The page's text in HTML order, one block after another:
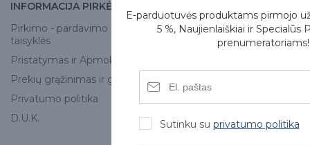
INFORMACIJA PIRKĖJUI
Pirkimo - pardavimo
taisyklės
Pristatymas ir Apmokėjimas
Prekių grąžinimas ir garantija
Privatumo politika
D.U.K.
Apie mus
Skirgesa parduotuvės
E-parduotuvės produktams pirmojo
5 %, Naujienlaiškiai ir Specialūs
prenumeratoriams!
Sutinku su privatumo politika